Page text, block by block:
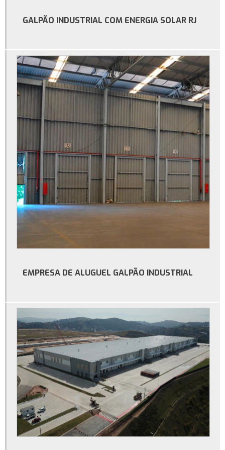
Galpão industrial aluguel
Galpão industrial construção
Galpão industrial para alugar
Locação de galpão
Metro quadrado construção de galpão
Orçamento para construção de galpão
Orçamento para construção de galpão industrial
Preço de construção de galpão industrial
Preço galpão de estrutura metálica
Preço metro quadrado construção de galpão
Construção de galpão comercial
Empresa de construção de galpão no rio de janeiro
Serviço de construção de galpão industrial
Construtora de galpão industrial no rio de janeiro
Construção de galpão industrial no rj
Construção de galpão industrial no rio de janeiro
Serviço de construção de galpão industrial no rj
Serviço de construção de galpão comercial no rj
GALPÃO INDUSTRIAL COM ENERGIA SOLAR RJ
EMPRESA DE ALUGUEL GALPÃO INDUSTRIAL